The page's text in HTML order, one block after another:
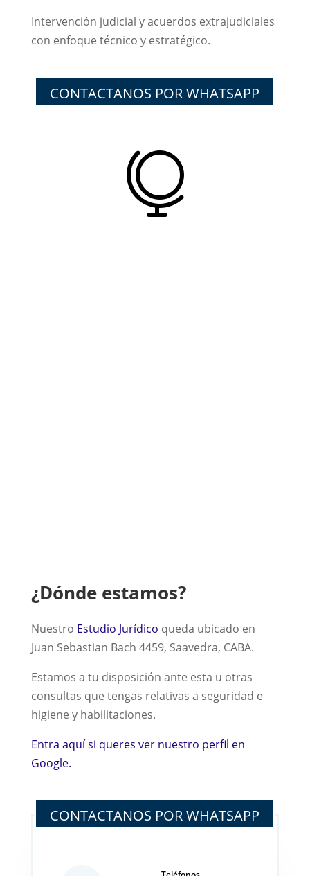
Intervención judicial y acuerdos extrajudiciales
con enfoque técnico y estratégico.
CONTACTANOS POR WHATSAPP

¿Dónde estamos?
Nuestro Estudio Jurídico queda ubicado en
Juan Sebastian Bach 4459, Saavedra, CABA.
Estamos a tu disposición ante esta u otras
consultas que tengas relativas a seguridad e
higiene y habilitaciones.
Entra aquí si queres ver nuestro perfil en
Google.
CONTACTANOS POR WHATSAPP